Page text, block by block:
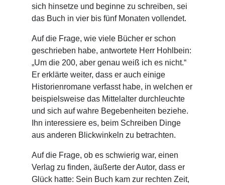
sich hinsetze und beginne zu schreiben, sei
das Buch in vier bis fünf Monaten vollendet.
Auf die Frage, wie viele Bücher er schon
geschrieben habe, antwortete Herr Hohlbein:
„Um die 200, aber genau weiß ich es nicht.“
Er erklärte weiter, dass er auch einige
Historienromane verfasst habe, in welchen er
beispielsweise das Mittelalter durchleuchte
und sich auf wahre Begebenheiten beziehe.
Ihn interessiere es, beim Schreiben Dinge
aus anderen Blickwinkeln zu betrachten.
Auf die Frage, ob es schwierig war, einen
Verlag zu finden, äußerte der Autor, dass er
Glück hatte: Sein Buch kam zur rechten Zeit,